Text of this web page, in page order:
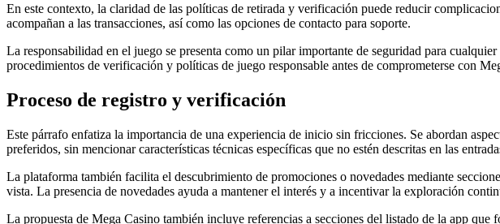
En este contexto, la claridad de las políticas de retirada y verificación puede reducir
acompañan a las transacciones, así como las opciones de contacto para soporte.
La responsabilidad en el juego se presenta como un pilar importante de seguridad para
procedimientos de verificación y políticas de juego responsable antes de comprometerse con
Proceso de registro y verificación
Este párrafo enfatiza la importancia de una experiencia de inicio sin fricciones. Se abordan
preferidos, sin mencionar características técnicas específicas que no estén descritas en las
La plataforma también facilita el descubrimiento de promociones o novedades mediante
vista. La presencia de novedades ayuda a mantener el interés y a incentivar la exploración
La propuesta de Mega Casino también incluye referencias a secciones del listado de la app